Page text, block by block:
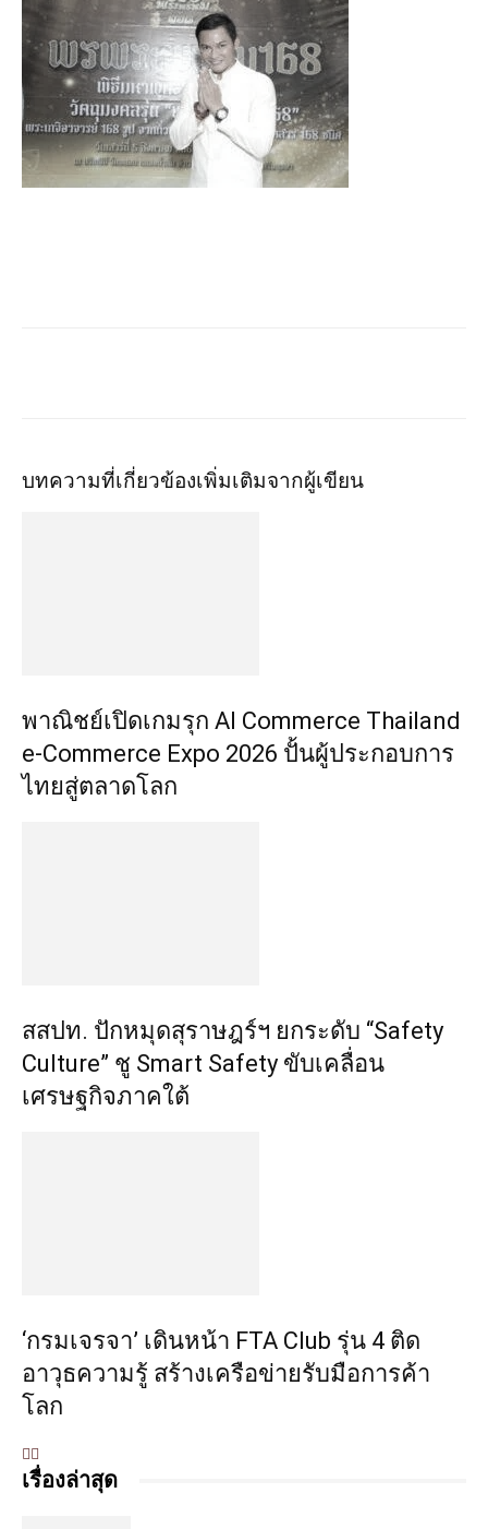
บทความที่เกี่ยวข้องเพิ่มเติมจากผู้เขียน
พาณิชย์เปิดเกมรุก AI Commerce Thailand
e-Commerce Expo 2026 ปั้นผู้ประกอบการ
ไทยสู่ตลาดโลก
สสปท. ปักหมุดสุราษฎร์ฯ ยกระดับ “Safety
Culture” ชู Smart Safety ขับเคลื่อน
เศรษฐกิจภาคใต้
‘กรมเจรจา’ เดินหน้า FTA Club รุ่น 4 ติด
อาวุธความรู้ สร้างเครือข่ายรับมือการค้า
โลก
เรื่องล่าสุด